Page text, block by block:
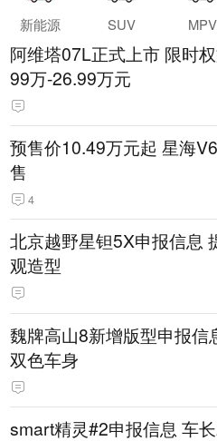
新能源 SUV MPV
阿维塔07L正式上市 限时
99万-26.99万元
预售价10.49万元起 星海
售
4
北京越野星钽5X申报信息
观造型
魏牌高山8新增版型申报信
双色车身
smart精灵#2申报信息 车